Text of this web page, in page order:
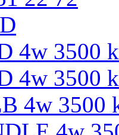
4w 3500
4w 3500
4w 3500